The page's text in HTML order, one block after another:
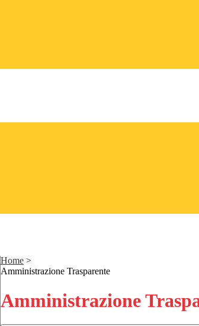
Home >
Amministrazione Trasparente
Amministrazione